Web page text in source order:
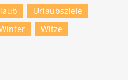
Urlaubsziele
Witze